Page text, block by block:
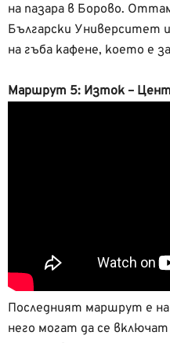
на пазара в Борово.
Български Университет
на гъба кафене, което е
Маршрут 5: Изток –
Последният маршрут е
него могат да се